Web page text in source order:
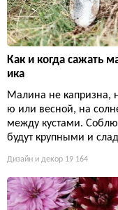
Как и когда сажать
ика
Малина не капризна,
ю или весной, на
между кустами.
будут крупными и
Дизайн и декор 19 164